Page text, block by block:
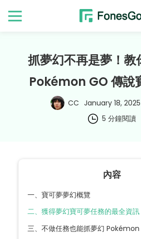
抓夢幻不再是夢！教
Pokémon GO 傳說
CC January 18, 2025
5 分鐘閱讀
內容
一、寶可夢夢幻概覽
二、獲得夢幻寶可夢任務的最全資訊
三、不做任務也能抓夢幻 Pokémon